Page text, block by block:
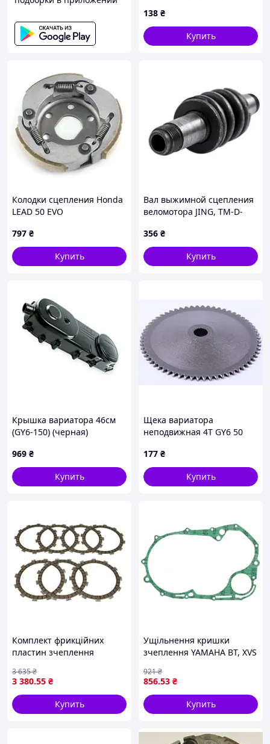
138 ₴
Купить
Колодки сцепления Honda
LEAD 50 EVO
797 ₴
Купить
Вал выжимной сцепления
веломотора JING, TM-D-
356 ₴
Купить
Крышка вариатора 46см
(GY6-150) (черная)
969 ₴
Купить
Щека вариатора
неподвижная 4T GY6 50
177 ₴
Купить
Комплект фрикційних
пластин зчеплення
ER-6N, GPX, GPZ, GT, KLE,
KLR, KLX, Z, ZL, ZR, ZX, ZXR,
ZZR 400-750
3 380.55 ₴
3 635₴
Купить
Ущільнення кришки
зчеплення YAMAHA BT, XVS
S410485008130
856.53 ₴
921₴
Купить